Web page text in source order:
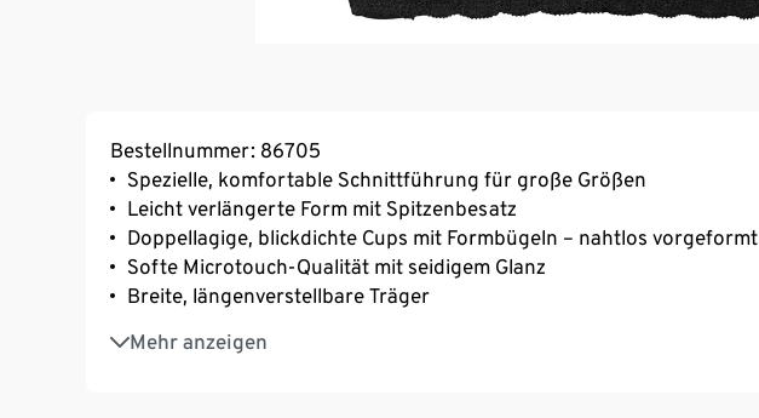
Bestellnummer: 86705
Spezielle, komfortable Schnittführung für große Größen
Leicht verlängerte Form mit Spitzenbesatz
Doppellagige, blickdichte Cups mit Formbügeln – nahtlos vorgeformt
Softe Microtouch-Qualität mit seidigem Glanz
Breite, längenverstellbare Träger
Mehr anzeigen
Breite Seitenteile und höhere Cupkanten
Mit Elasthan: formbeständig, perfekter Sitz, hoher Tragekomfort